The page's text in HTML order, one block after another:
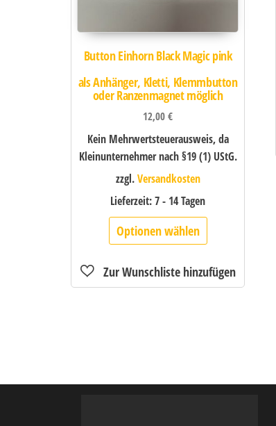
Button Einhorn Black Magic pink
als Anhänger, Kletti, Klemmbutton
oder Ranzenmagnet möglich
12,00€
Kein Mehrwertsteuerausweis, da
Kleinunternehmer nach §19 (1) UStG.
zzgl.Versandkosten
Lieferzeit:7 - 14 Tagen
Optionen wählen